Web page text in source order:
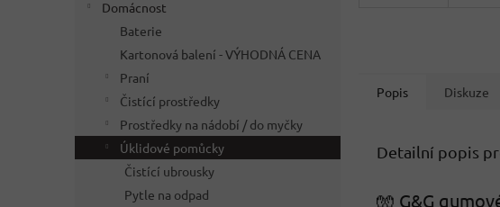
Domácnost
Baterie
Kartonová balení - VÝHODNÁ CENA
Praní
Čistící prostředky
Prostředky na nádobí / do myčky
Úklidové pomůcky
Čistící ubrousky
Pytle na odpad
Popis Diskuze
Detailní popis
🧤 G&G